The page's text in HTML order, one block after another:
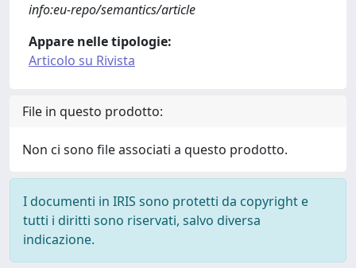
info:eu-repo/semantics/article
Appare nelle tipologie:
Articolo su Rivista
File in questo prodotto:
Non ci sono file associati a questo prodotto.
I documenti in IRIS sono protetti da copyright e
tutti i diritti sono riservati, salvo diversa
indicazione.